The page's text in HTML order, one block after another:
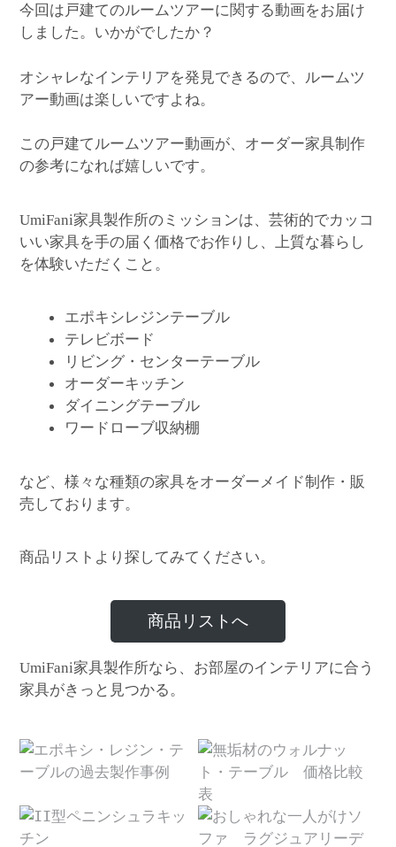
今回は戸建てのルームツアーに関する動画をお届け
しました。いかがでしたか？
オシャレなインテリアを発見できるので、ルームツ
アー動画は楽しいですよね。
この戸建てルームツアー動画が、オーダー家具制作
の参考になれば嬉しいです。
UmiFani家具製作所のミッションは、芸術的でカッコ
いい家具を手の届く価格でお作りし、上質な暮らし
を体験いただくこと。
エポキシレジンテーブル
テレビボード
リビング・センターテーブル
オーダーキッチン
ダイニングテーブル
ワードローブ収納棚
など、様々な種類の家具をオーダーメイド制作・販
売しております。
商品リストより探してみてください。
商品リストへ
UmiFani家具製作所なら、お部屋のインテリアに合う
家具がきっと見つかる。